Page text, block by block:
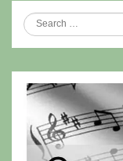
Search